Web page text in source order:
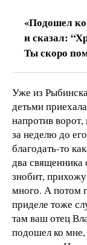
«Подошел
и сказал:
Ты скоро
Уже из
детьми
напротив
за неделю до
благодать-то
два
знобит,
много. А потом
приделе тоже
там ваш отец
подошел ко мне,